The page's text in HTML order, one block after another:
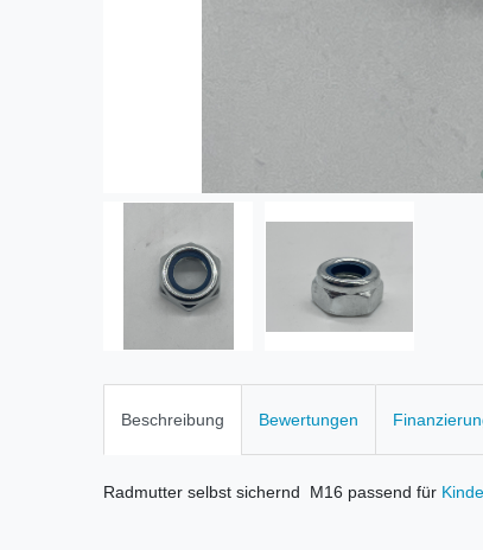
Beschreibung Bewertungen
Radmutter selbst sichernd M16 passend für